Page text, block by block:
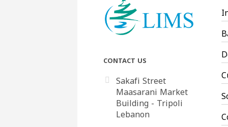
CONTACT US
Sakafi Street
Maasarani Market
Building - Tripoli
Lebanon